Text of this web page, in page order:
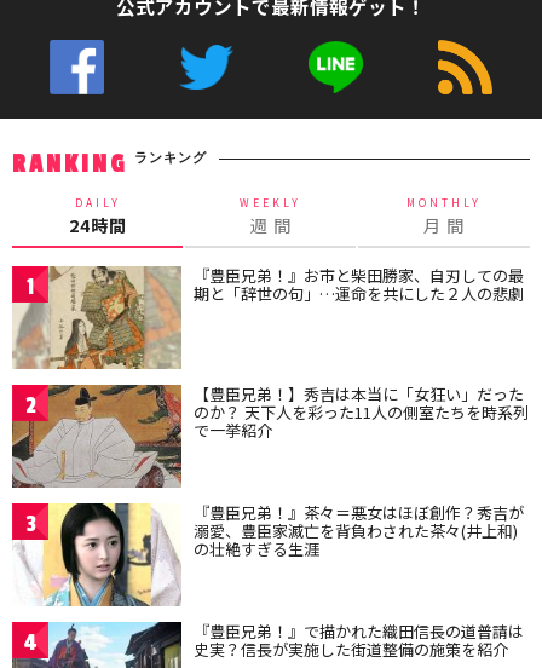
公式アカウントで最新情報ゲット！
RANKING ランキング
DAILY
24時間
WEEKLY
週 間
MONTHLY
月 間
1 『豊臣兄弟！』お市と柴田勝家、自刃しての最
期と「辞世の句」…運命を共にした２人の悲劇
2 【豊臣兄弟！】秀吉は本当に「女狂い」だった
のか？ 天下人を彩った11人の側室たちを時系列
で一挙紹介
3 『豊臣兄弟！』茶々＝悪女はほぼ創作？秀吉が
溺愛、豊臣家滅亡を背負わされた茶々(井上和)
の壮絶すぎる生涯
4 『豊臣兄弟！』で描かれた織田信長の道普請は
史実？信長が実施した街道整備の施策を紹介